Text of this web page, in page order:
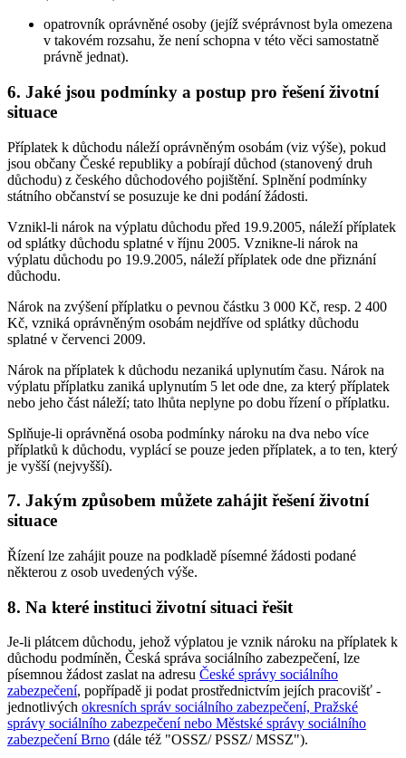
opatrovník oprávněné osoby (jejíž svéprávnost byla omezena
v takovém rozsahu, že není schopna v této věci samostatně
právně jednat).
6. Jaké jsou podmínky a postup pro řešení životní
situace
Příplatek k důchodu náleží oprávněným osobám (viz výše), pokud
jsou občany České republiky a pobírají důchod (stanovený druh
důchodu) z českého důchodového pojištění. Splnění podmínky
státního občanství se posuzuje ke dni podání žádosti.
Vznikl-li nárok na výplatu důchodu před 19.9.2005, náleží příplatek
od splátky důchodu splatné v říjnu 2005. Vznikne-li nárok na
výplatu důchodu po 19.9.2005, náleží příplatek ode dne přiznání
důchodu.
Nárok na zvýšení příplatku o pevnou částku 3 000 Kč, resp. 2 400
Kč, vzniká oprávněným osobám nejdříve od splátky důchodu
splatné v červenci 2009.
Nárok na příplatek k důchodu nezaniká uplynutím času. Nárok na
výplatu příplatku zaniká uplynutím 5 let ode dne, za který příplatek
nebo jeho část náleží; tato lhůta neplyne po dobu řízení o příplatku.
Splňuje-li oprávněná osoba podmínky nároku na dva nebo více
příplatků k důchodu, vyplácí se pouze jeden příplatek, a to ten, který
je vyšší (nejvyšší).
7. Jakým způsobem můžete zahájit řešení životní
situace
Řízení lze zahájit pouze na podkladě písemné žádosti podané
některou z osob uvedených výše.
8. Na které instituci životní situaci řešit
Je-li plátcem důchodu, jehož výplatou je vznik nároku na příplatek k
důchodu podmíněn, Česká správa sociálního zabezpečení, lze
písemnou žádost zaslat na adresu České správy sociálního
zabezpečení, popřípadě ji podat prostřednictvím jejích pracovišť -
jednotlivých okresních správ sociálního zabezpečení, Pražské
správy sociálního zabezpečení nebo Městské správy sociálního
zabezpečení Brno (dále též "OSSZ/ PSSZ/ MSSZ").